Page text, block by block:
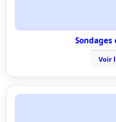
Voir